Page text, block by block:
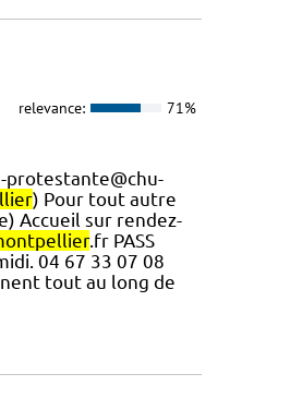
relevance: 71%
protestante@chu-
) Pour tout autre
Accueil sur rendez-
.fr PASS
04 67 33 07 08
tout au long de